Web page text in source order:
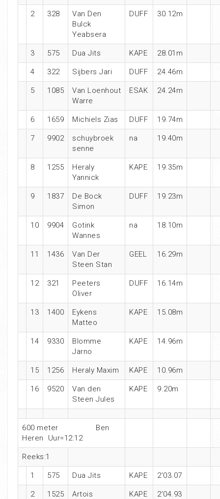
2 328
Van Den
Bulck
Yeabsera
DUFF 30.12m
3 575 Dua Jits KAPE 28.01m
4 322 Sijbers Jari DUFF 24.46m
5 1085
Van Loenhout
Warre
ESAK 24.24m
6 1659 Michiels Zias DUFF 19.74m
7 9902
schuybroek
senne
na 19.40m
8 1255
Heraly
Yannick
KAPE 19.35m
9 1837
De Bock
Simon
DUFF 19.23m
10 9904
Gotink
Wannes
na 18.10m
11 1436
Van Der
Steen Stan
GEEL 16.29m
12 321
Peeters
Oliver
DUFF 16.14m
13 1400
Eykens
Matteo
KAPE 15.08m
14 9330
Blomme
Jarno
KAPE 14.96m
15 1256 Heraly Maxim KAPE 10.96m
16 9520
Van den
Steen Jules
KAPE 9.20m
600 meter Ben
Heren Uur=12:12
Reeks:1
1 575 Dua Jits KAPE 2’03.07
2 1525
Artois
KAPE 2’04.93